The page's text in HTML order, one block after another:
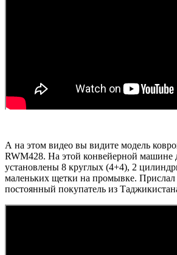
А на этом видео вы видите модель
RWM428. На этой конвейерной машине
установлены 8 круглых (4+4), 2
маленьких щетки на промывке.
постоянный покупатель из